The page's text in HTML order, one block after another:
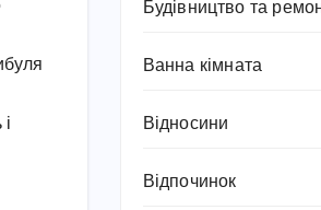
Будівництво та
Ванна кімната
Відносини
Відпочинок